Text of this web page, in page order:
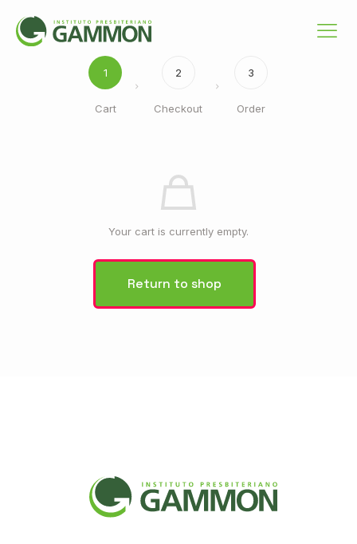
1
Cart
2
Checkout
3
Order
Your cart is currently empty.
Return to shop